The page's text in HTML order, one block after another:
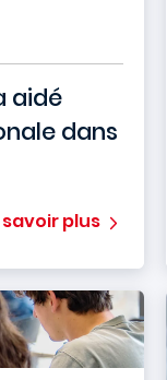
aidé
dans
savoir plus